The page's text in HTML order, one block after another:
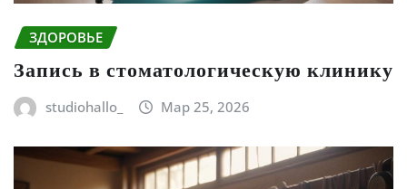
ЗДОРОВЬЕ
Запись в стоматологическую клинику
studiohallo_ Мар 25, 2026